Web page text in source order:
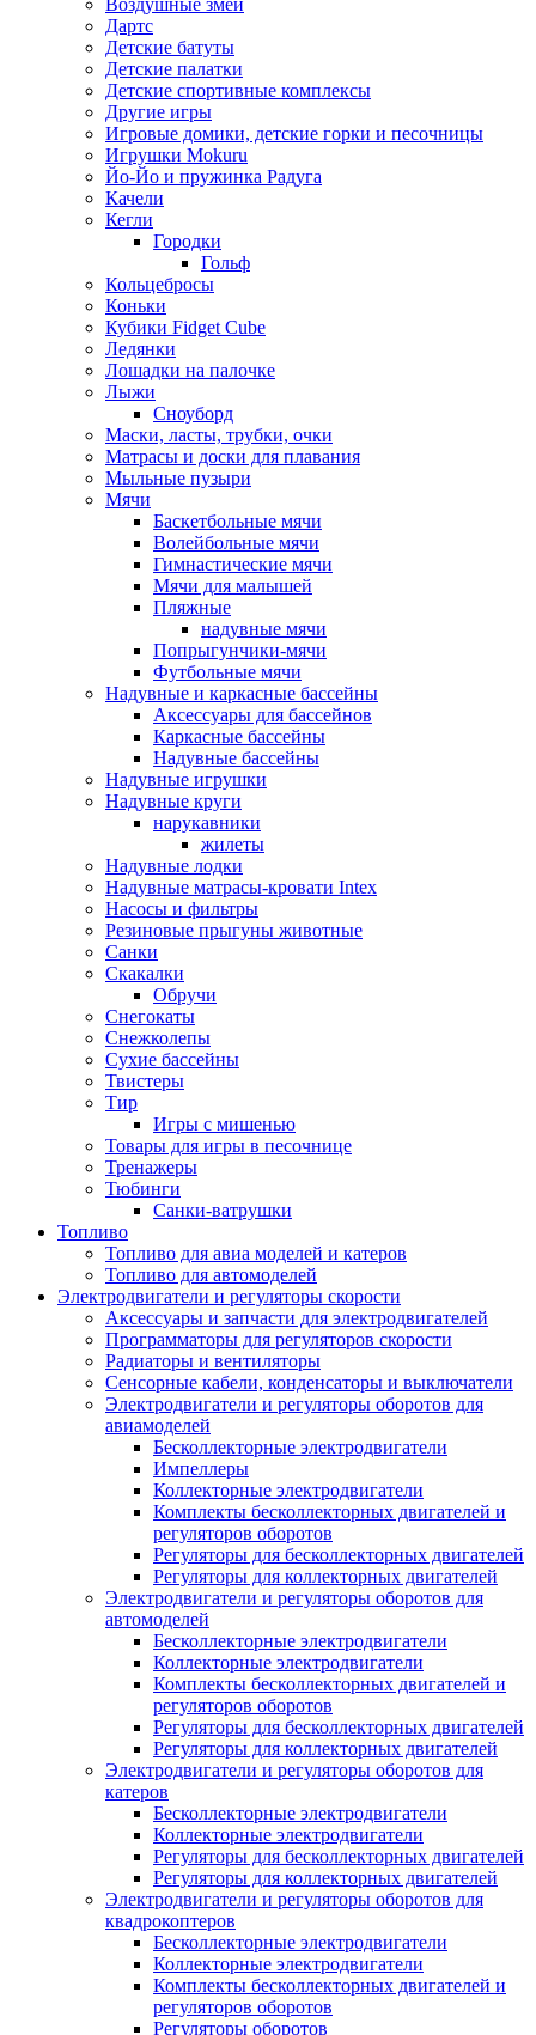
Воздушные змеи
Дартс
Детские батуты
Детские палатки
Детские спортивные комплексы
Другие игры
Игровые домики, детские горки и песочницы
Игрушки Mokuru
Йо-Йо и пружинка Радуга
Качели
Кегли
Городки
Гольф
Кольцебросы
Коньки
Кубики Fidget Cube
Ледянки
Лошадки на палочке
Лыжи
Сноуборд
Маски, ласты, трубки, очки
Матрасы и доски для плавания
Мыльные пузыри
Мячи
Баскетбольные мячи
Волейбольные мячи
Гимнастические мячи
Мячи для малышей
Пляжные
надувные мячи
Попрыгунчики-мячи
Футбольные мячи
Надувные и каркасные бассейны
Аксессуары для бассейнов
Каркасные бассейны
Надувные бассейны
Надувные игрушки
Надувные круги
нарукавники
жилеты
Надувные лодки
Надувные матрасы-кровати Intex
Насосы и фильтры
Резиновые прыгуны животные
Санки
Скакалки
Обручи
Снегокаты
Снежколепы
Сухие бассейны
Твистеры
Тир
Игры с мишенью
Товары для игры в песочнице
Тренажеры
Тюбинги
Санки-ватрушки
Топливо
Топливо для авиа моделей и катеров
Топливо для автомоделей
Электродвигатели и регуляторы скорости
Аксессуары и запчасти для электродвигателей
Программаторы для регуляторов скорости
Радиаторы и вентиляторы
Сенсорные кабели, конденсаторы и выключатели
Электродвигатели и регуляторы оборотов для
авиамоделей
Бесколлекторные электродвигатели
Импеллеры
Коллекторные электродвигатели
Комплекты бесколлекторных двигателей и
регуляторов оборотов
Регуляторы для бесколлекторных двигателей
Регуляторы для коллекторных двигателей
Электродвигатели и регуляторы оборотов для
автомоделей
Бесколлекторные электродвигатели
Коллекторные электродвигатели
Комплекты бесколлекторных двигателей и
регуляторов оборотов
Регуляторы для бесколлекторных двигателей
Регуляторы для коллекторных двигателей
Электродвигатели и регуляторы оборотов для
катеров
Бесколлекторные электродвигатели
Коллекторные электродвигатели
Регуляторы для бесколлекторных двигателей
Регуляторы для коллекторных двигателей
Электродвигатели и регуляторы оборотов для
квадрокоптеров
Бесколлекторные электродвигатели
Коллекторные электродвигатели
Комплекты бесколлекторных двигателей и
регуляторов оборотов
Регуляторы оборотов